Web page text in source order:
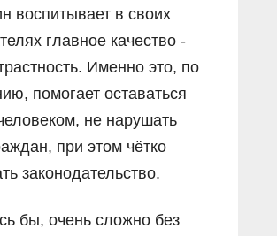
воспитывает в своих
главное качество -
Именно это, по
помогает оставаться
не нарушать
при этом чётко
законодательство.
бы, очень сложно без